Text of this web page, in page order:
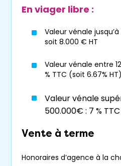
Cette vente
qui s’engagent sur
déterminée
dont le contrat est
qui est inconnue.
effectuent un
l’emprunt
Comme en viager,
Enfin, ce type
En viager libre :
Valeur vénale
soit 8.000 € HT
Valeur vénale entre
% TTC (soit 6.67%
Valeur vénale
500.000€ : 7 %
Vente à terme
Honoraires d’agence à la